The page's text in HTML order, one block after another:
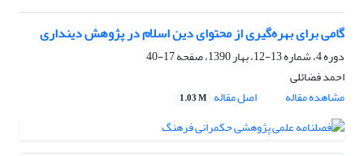
گامی برای بهره‌گیری از محتوای دین اسلام در پژوهش‌ دینداری
دوره 4، شماره 13-12، بهار 1390، صفحه
17-40
احمد فضائلی
مشاهده مقاله
اصل مقاله 1.03 M